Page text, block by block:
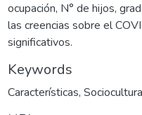
ocupación, N° de hijos,
las creencias sobre el
significativos.
Keywords
Características,